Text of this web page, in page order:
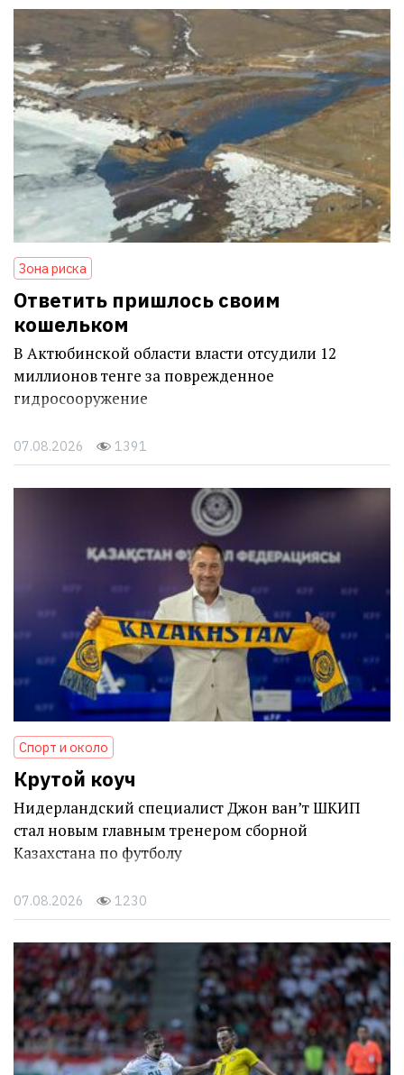
Зона риска
Ответить пришлось своим
кошельком
В Актюбинской области власти отсудили 12
миллионов тенге за поврежденное
гидросооружение
07.08.2026 1391
Спорт и около
Крутой коуч
Нидерландский специалист Джон ван’т ШКИП
стал новым главным тренером сборной
Казахстана по футболу
07.08.2026 1230